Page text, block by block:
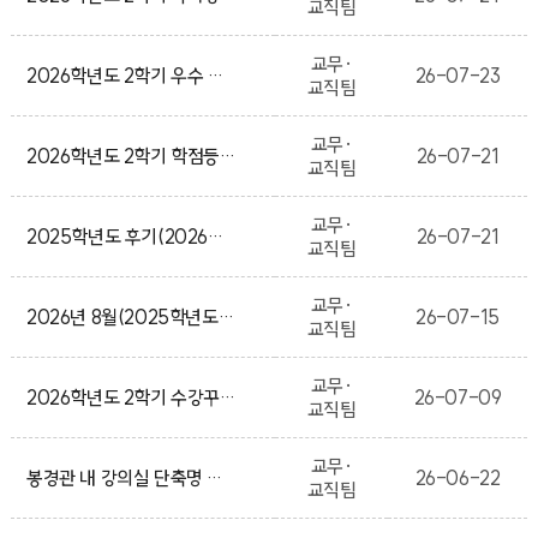
교직팀
2026학년도 2학기 우수 혁신교과목 안내
교무·
교직팀
26-07-23
2026학년도 2학기 학점등록 신청 안내
교무·
교직팀
26-07-21
2025학년도 후기(2026년 8월) 학사학위취득 유예 신청 안내
교무·
교직팀
26-07-21
2026년 8월(2025학년도 후기) 최종 졸업사정 결과 조회 및 후속 절차 안내
교무·
교직팀
26-07-15
2026학년도 2학기 수강꾸러미 및 수강신청 안내
교무·
교직팀
26-07-09
봉경관 내 강의실 단축명 변경 안내
교무·
교직팀
26-06-22